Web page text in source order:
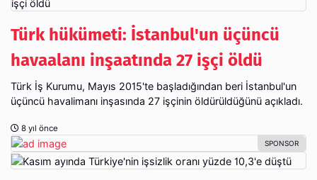
Türk hükümeti: İstanbul'un üçüncü
havaalanı inşaatında 27 işçi öldü
Türk İş Kurumu, Mayıs 2015'te başladığından beri İstanbul'un
üçüncü havalimanı inşasında 27 işçinin öldürüldüğünü açıkladı.
8 yıl önce